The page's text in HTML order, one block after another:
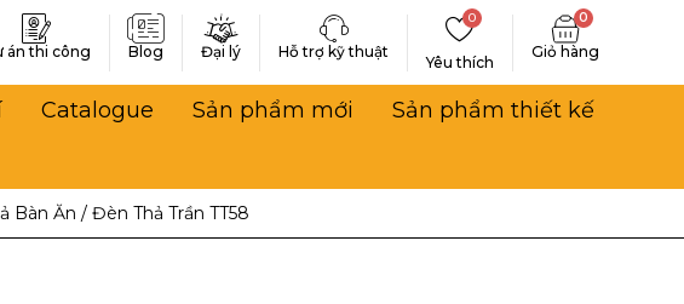
án thi công Blog Đại lý Hỗ trợ kỹ thuật
Yêu thích
0 0
Catalogue Sản phẩm mới
Sản phẩm thiết kế
Bàn Ăn / Đèn Thả Trần TT58